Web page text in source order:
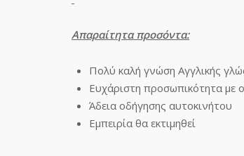
Απαραίτητα προσόντα:
Πολύ καλή γνώση Αγγλικής
Ευχάριστη προσωπικότητα με
Άδεια οδήγησης αυτοκινήτου
Εμπειρία θα εκτιμηθεί